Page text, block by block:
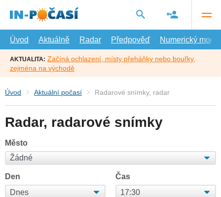
hlavní
Úvod
Aktuálně Radar Předpověď Numerický model
AKTUALITA: Začíná ochlazení, místy přeháňky nebo bouřky,
zejména na východě
Úvod Aktuální počasí Radarové snímky, radar
Radar, radarové snímky
Město
Den Čas